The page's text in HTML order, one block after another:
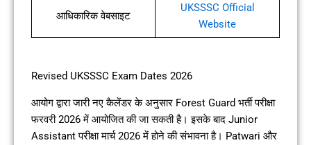
आधिकारिक वेबसाइट
UKSSSC Official
Website
Revised UKSSSC Exam Dates 2026
आयोग द्वारा जारी नए कैलेंडर के अनुसार Forest Guard भर्ती परीक्षा
फरवरी 2026 में आयोजित की जा सकती है। इसके बाद Junior
Assistant परीक्षा मार्च 2026 में होने की संभावना है। Patwari और